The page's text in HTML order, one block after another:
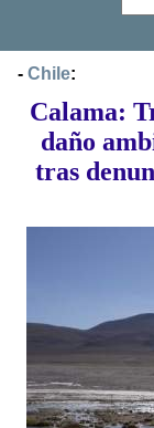
- Chile:
Calama:
daño
tras